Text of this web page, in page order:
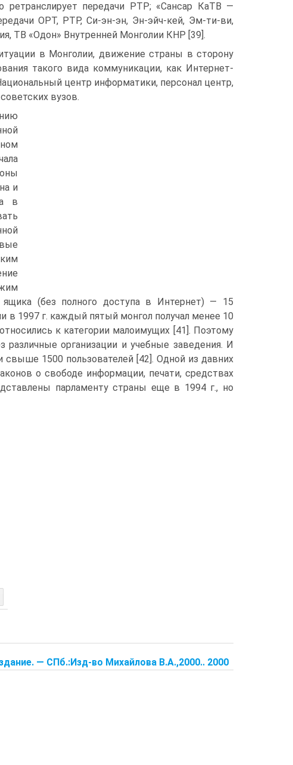
ретранслирует передачи РТР; «Сансар КаТВ —
ОРТ, РТР, Си-эн-эн, Эн-эйч-кей, Эм-ти-ви,
ТВ «Одон» Внутренней Монголии КНР [39].
в Монголии, движение страны в сторону
такого вида коммуникации, как Интернет-
центр информатики, персонал центр,
вузов.
и
в
ящика (без полного доступа в Интернет) — 15
1997 г. каждый пятый монгол получал менее 10
к категории малоимущих [41]. Поэтому
организации и учебные заведения. И
1500 пользователей [42]. Одной из давних
о свободе информации, печати, средствах
парламенту страны еще в 1994 г., но
— СПб.:Изд-во Михайлова В.А.,2000.. 2000